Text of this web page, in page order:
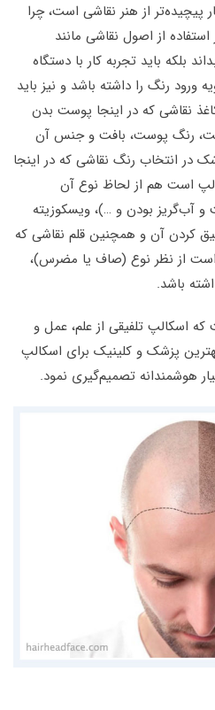
پیچیده‌تر از هنر نقاشی است، چرا
از اصول نقاشی مانند
بلکه باید تجربه کار با دستگاه
ورود رنگ را داشته باشد و نیز باید
نقاشی که در اینجا پوست بدن
رنگ پوست، بافت و جنس آن
در انتخاب رنگ نقاشی که در اینجا
است هم از لحاظ نوع آن
و آب‌گریز بودن و …)، ویسکوزیته
کردن آن و همچنین قلم نقاشی که
از نظر نوع (صاف یا مضرس)،
باشد.
اسکالپ تلفیقی از علم، عمل و
پزشک و کلینیک برای اسکالپ
هوشمندانه تصمیم‌گیری نمود.